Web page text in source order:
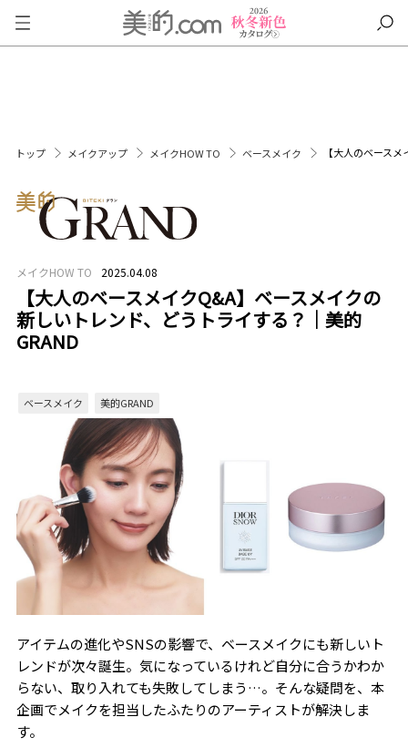
トップ メイクアップ メイクHOW TO ベースメイク 【大人のベース
メイクHOW TO 2025.04.08
【大人のベースメイクQ&A】ベースメイクの
新しいトレンド、どうトライする？│美的
GRAND
ベースメイク 美的GRAND
アイテムの進化やSNSの影響で、ベースメイクにも新しいト
レンドが次々誕生。気になっているけれど自分に合うかわか
らない、取り入れても失敗してしまう…。そんな疑問を、本
企画でメイクを担当したふたりのアーティストが解決しま
す。